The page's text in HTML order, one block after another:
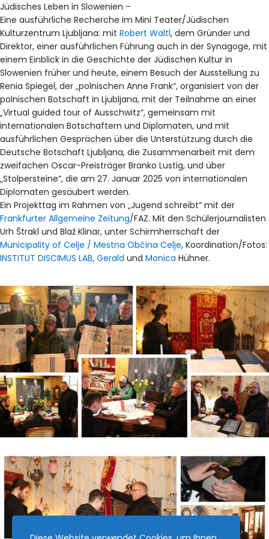
Jüdisches Leben in Slowenien –
Eine ausführliche Recherche im Mini Teater/Jüdischen
Kulturzentrum Ljubljana: mit Robert Waltl, dem Gründer und
Direktor, einer ausführlichen Führung auch in der Synagoge, mit
einem Einblick in die Geschichte der Jüdischen Kultur in
Slowenien früher und heute, einem Besuch der Ausstellung zu
Renia Spiegel, der „polnischen Anne Frank“, organisiert von der
polnischen Botschaft in Ljubljana, mit der Teilnahme an einer
„Virtual guided tour of Ausschwitz“, gemeinsam mit
internationalen Botschaftern und Diplomaten, und mit
ausführlichen Gesprächen über die Unterstützung durch die
Deutsche Botschaft Ljubljana, die Zusammenarbeit mit dem
zweifachen Oscar-Preisträger Branko Lustig, und über
„Stolpersteine“, die am 27. Januar 2025 von internationalen
Diplomaten gesäubert werden.
Ein Projekttag im Rahmen von „Jugend schreibt“ mit der
Frankfurter Allgemeine Zeitung/FAZ. Mit den Schülerjournalisten
Urh Štrakl und Blaž Klinar, unter Schirmherrschaft der
Municipality of Celje / Mestna Občina Celje, Koordination/Fotos:
INSTITUT DISCIMUS LAB, Gerald und Monica Hühner.